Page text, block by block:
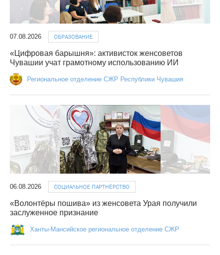
07.08.2026 ОБРАЗОВАНИЕ
«Цифровая барышня»: активисток женсоветов
Чувашии учат грамотному использованию ИИ
Региональное отделение СЖР Республики Чувашия
06.08.2026 СОЦИАЛЬНОЕ ПАРТНЁРСТВО
«Волонтёры пошива» из женсовета Урая получили
заслуженное признание
Ханты-Мансийское региональное отделение СЖР